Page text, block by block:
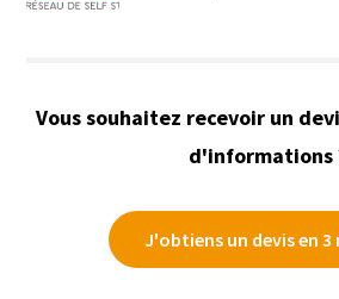
Vous souhaitez recevoir un
d'informations
J'obtiens un devis en 3